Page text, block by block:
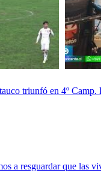
triunfó en 4º Camp.
a resguardar que las